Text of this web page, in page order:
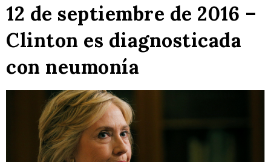
12 de septiembre de 2016 –
Clinton es diagnosticada
con neumonía